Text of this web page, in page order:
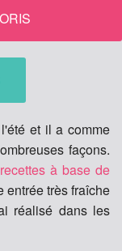
et il a comme
façons.
recettes à base de
entrée très fraîche
réalisé dans les